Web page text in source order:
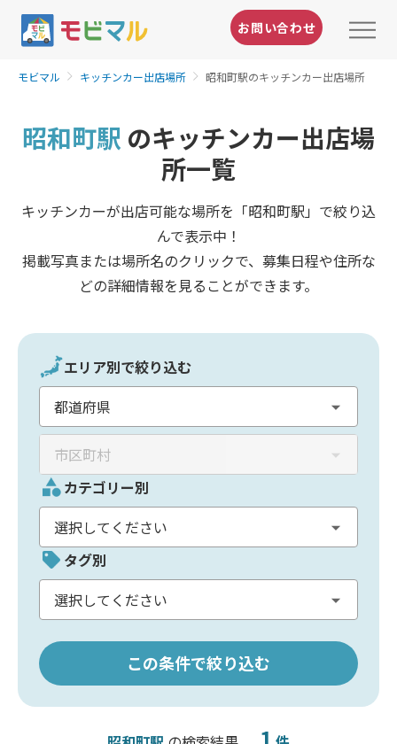
お問い合わせ
モビマル キッチンカー出店場所 昭和町駅のキッチンカー出店場所
昭和町駅 のキッチンカー出店場
所一覧
キッチンカーが出店可能な場所を「昭和町駅」で絞り込
んで表示中！
掲載写真または場所名のクリックで、募集日程や住所な
どの詳細情報を見ることができます。
エリア別で絞り込む
カテゴリー別
タグ別
この条件で絞り込む